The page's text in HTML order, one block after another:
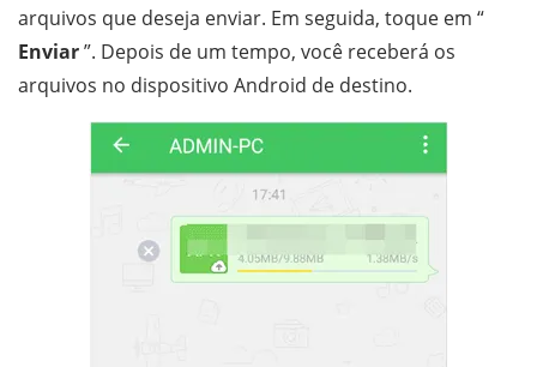
arquivos que deseja enviar. Em seguida, toque em “
Enviar”. Depois de um tempo, você receberá os
arquivos no dispositivo Android de destino.